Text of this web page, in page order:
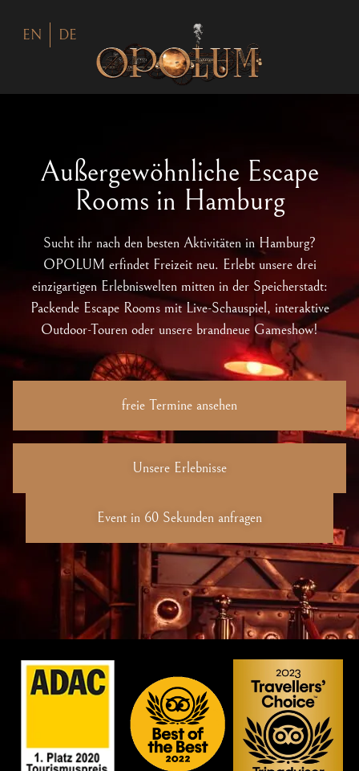
EN DE
Außergewöhnliche Escape
Rooms in Hamburg
Sucht ihr nach den besten Aktivitäten in Hamburg?
OPOLUM erfindet Freizeit neu. Erlebt unsere drei
einzigartigen Erlebniswelten mitten in der Speicherstadt:
Packende Escape Rooms mit Live-Schauspiel, interaktive
Outdoor-Touren oder unsere brandneue Gameshow!
freie Termine ansehen
Unsere Erlebnisse
Event in 60 Sekunden anfragen